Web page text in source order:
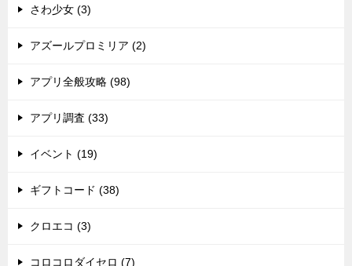
さわ少女 (3)
アズールプロミリア (2)
アプリ全般攻略 (98)
アプリ調査 (33)
イベント (19)
ギフトコード (38)
クロエコ (3)
コロコロダイセロ (7)